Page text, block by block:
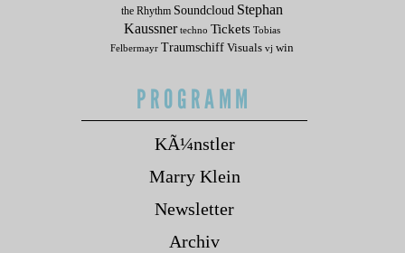
the Rhythm Soundcloud Stephan
Kaussner techno Tickets Tobias
Felbermayr Traumschiff Visuals vj win
PROGRAMM
KÃ¼nstler
Marry Klein
Newsletter
Archiv